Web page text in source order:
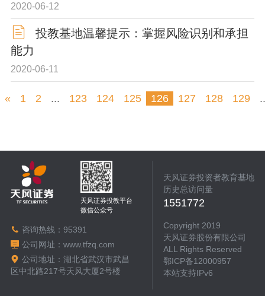
2020-06-12
投教基地温馨提示：掌握风险识别和承担
能力
2020-06-11
« 1 2 ... 123 124 125 126 127 128 129
天风证券投教平台
微信公众号
咨询热线： 95391
公司网址： www.tfzq.com
公司地址：湖北省武汉市武昌
区中北路217号天风大厦2号楼
天风证券投资者教育基地
历史总访问量
1551772
Copyright 2019
天风证券股份有限公司
ALL Rights Reserved
鄂ICP备12000957
本站支持IPv6